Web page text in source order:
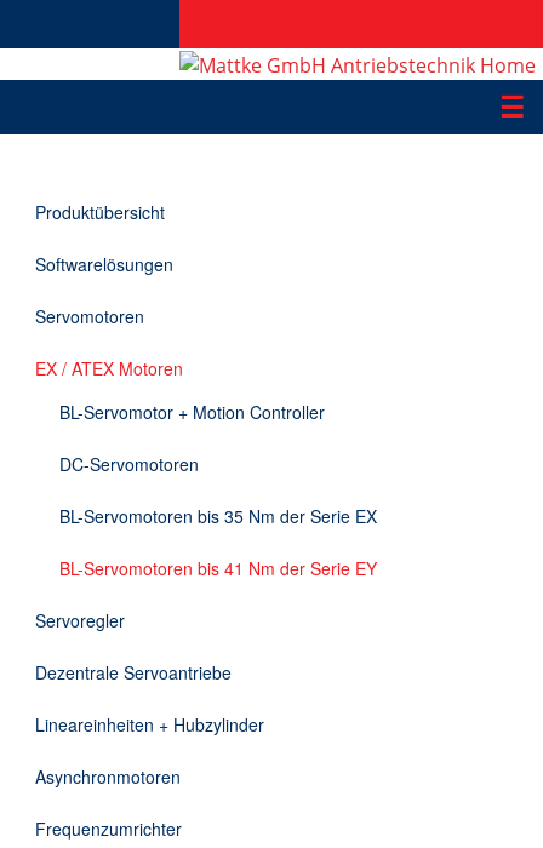
☰
Applikationen
Informationen
Downloads
Kontakt
Produktübersicht
Softwarelösungen
Servomotoren
EX / ATEX Motoren
BL-Servomotor + Motion Controller
DC-Servomotoren
BL-Servomotoren bis 35 Nm der Serie EX
BL-Servomotoren bis 41 Nm der Serie EY
Servoregler
Dezentrale Servoantriebe
Lineareinheiten + Hubzylinder
Asynchronmotoren
Frequenzumrichter